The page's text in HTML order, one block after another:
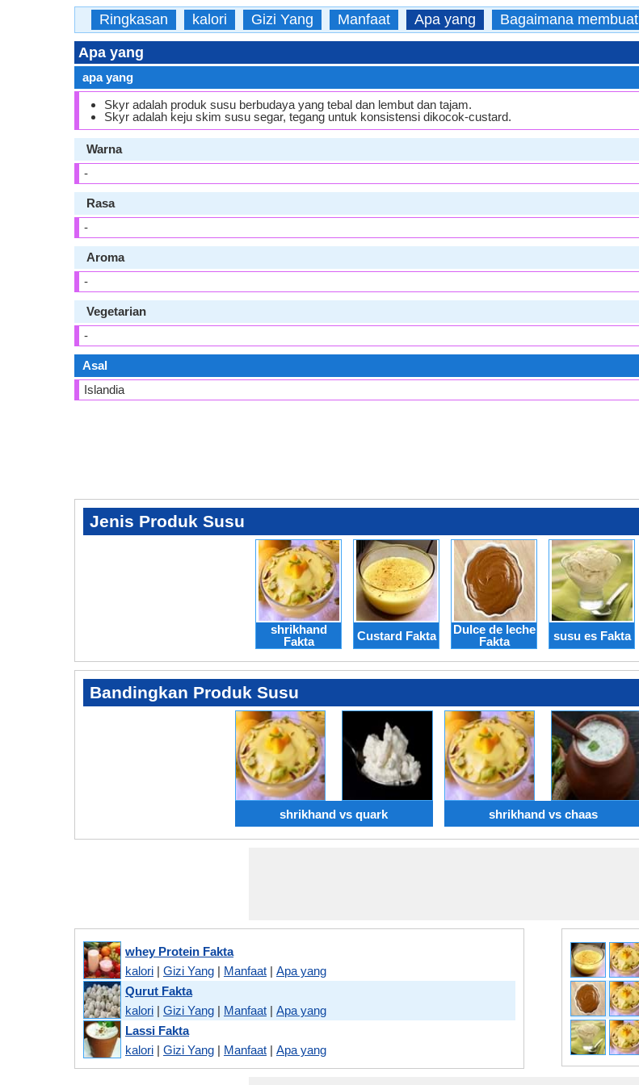
Ringkasan kalori Gizi Yang Manfaat Apa yang Bagaimana membuat
Apa yang
apa yang
Skyr adalah produk susu berbudaya yang tebal dan lembut dan tajam.
Skyr adalah keju skim susu segar, tegang untuk konsistensi dikocok-custard.
Warna
-
Rasa
-
Aroma
-
Vegetarian
-
Asal
Islandia
Jenis Produk Susu
shrikhand
Fakta
Custard Fakta
Dulce de leche
Fakta
susu es Fakta
Bandingkan Produk Susu
shrikhand vs quark shrikhand vs chaas
whey Protein Fakta
kalori | Gizi Yang | Manfaat | Apa yang
Qurut Fakta
kalori | Gizi Yang | Manfaat | Apa yang
Lassi Fakta
kalori | Gizi Yang | Manfaat | Apa yang